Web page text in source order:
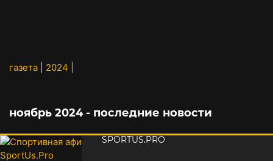
газета 2024
ноябрь 2024 - последние новости
SPORTUS.PRO